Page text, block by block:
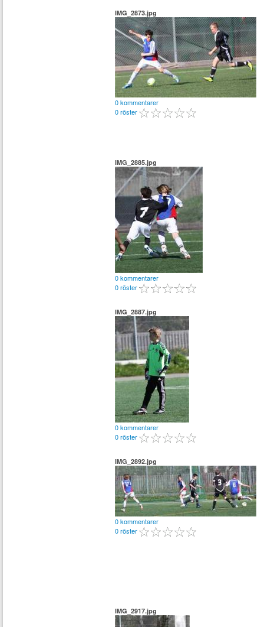
IMG_2873.jpg
0 kommentarer
0 röster
IMG_2885.jpg
0 kommentarer
0 röster
IMG_2887.jpg
0 kommentarer
0 röster
IMG_2892.jpg
0 kommentarer
0 röster
IMG_2917.jpg